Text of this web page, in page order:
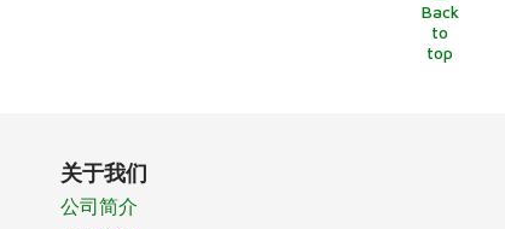
Back
to
top
关于我们
公司简介